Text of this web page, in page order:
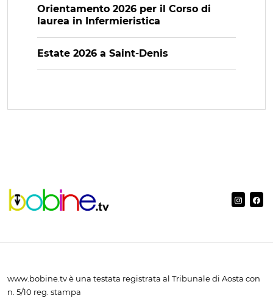
Orientamento 2026 per il Corso di
laurea in Infermieristica
Estate 2026 a Saint-Denis
www.bobine.tv è una testata registrata al Tribunale di Aosta con
n. 5/10 reg. stampa